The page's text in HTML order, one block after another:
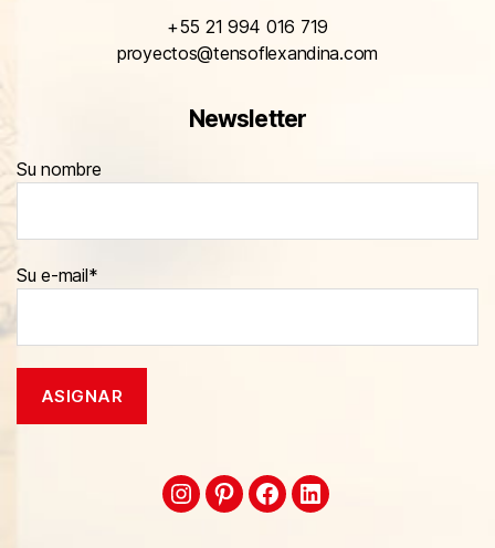
+55 21 994 016 719
proyectos@tensoflexandina.com
Newsletter
Su nombre
Su e-mail*